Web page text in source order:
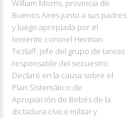
William Morris, provincia de
Buenos Aires junto a sus padres
y luego apropiada por el
teniente coronel Herman
Tezlaff, jefe del grupo de tareas
responsable del secuestro.
Declaró en la causa sobre el
Plan Sistemático de
Apropiación de Bebés de la
dictadura cívico militar y